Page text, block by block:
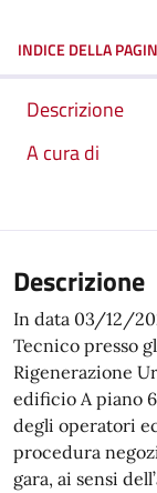
INDICE DELLA
Descrizione
A cura di
Descrizione
In data 03/12/
Tecnico presso
Rigenerazione
edificio A piano
degli operatori
procedura
gara, ai sensi